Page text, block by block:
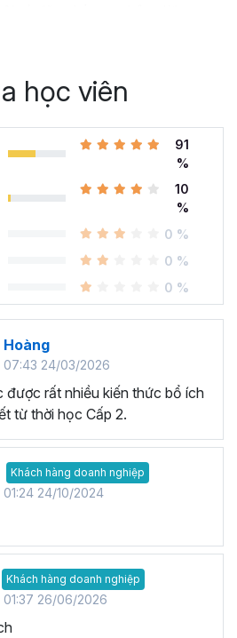
và đăng ký ngay bây giờ!
học viên
91
%
10
%
0 %
0 %
0 %
Hoàng
07:43 24/03/2026
được rất nhiều kiến thức bổ ích
từ thời học Cấp 2.
Khách hàng doanh nghiệp
01:24 24/10/2024
Khách hàng doanh nghiệp
01:37 26/06/2026